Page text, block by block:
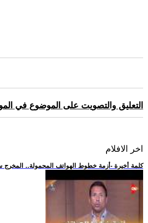
التعليق والتصويت على الموضوع في
اخر الافلام
.. كلمة أخيرة -أزمة خطوط الهواتف المحمولة..